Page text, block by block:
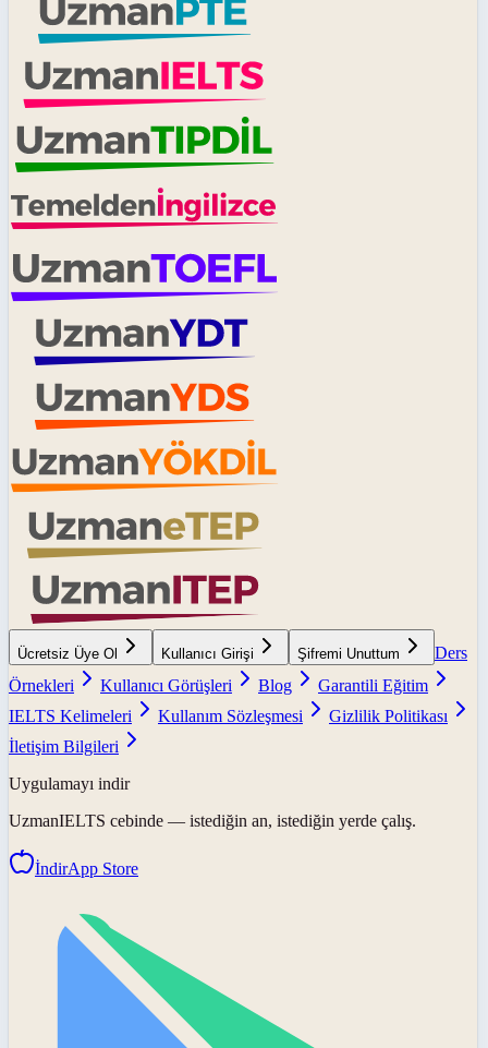
Ücretsiz Üye Ol Kullanıcı Girişi Şifremi Unuttum
Ders
Örnekleri
Kullanıcı Görüşleri Blog
Garantili Eğitim
IELTS Kelimeleri
Kullanım Sözleşmesi
Gizlilik Politikası
İletişim Bilgileri
Uygulamayı indir
UzmanIELTS cebinde — istediğin an, istediğin yerde çalış.
İndirApp Store